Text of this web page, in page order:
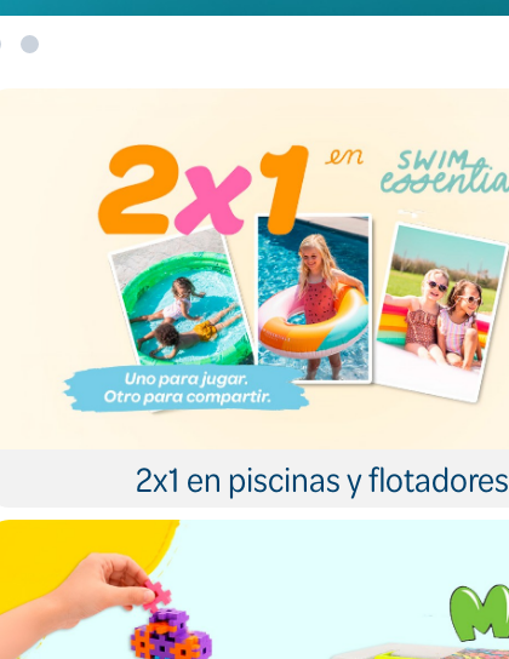
2x1 en piscinas y flotadores